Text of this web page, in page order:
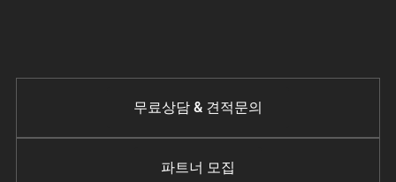
무료상담 & 견적문의
파트너 모집